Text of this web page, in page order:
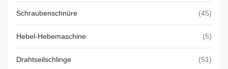
Schraubenschnüre (45)
Hebel-Hebemaschine (5)
Drahtseilschlinge (51)